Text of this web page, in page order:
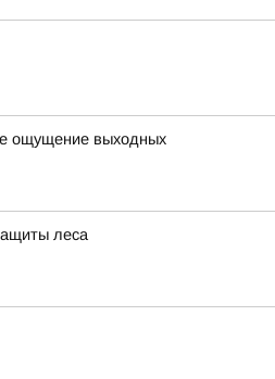
ощущение выходных
леса